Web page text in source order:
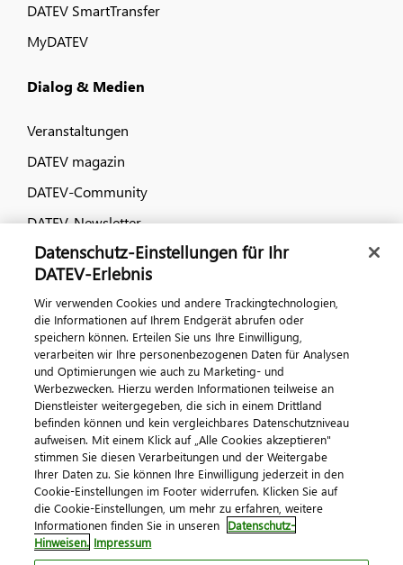
DATEV SmartTransfer
MyDATEV
Dialog & Medien
Veranstaltungen
DATEV magazin
DATEV-Community
DATEV-Newsletter
Kontaktieren Sie uns
© 2026 DATEV eG
ImpressumDatenschutzAGB Kontakt
Cookie-Einstellungen
Datenschutz-Einstellungen für Ihr
DATEV-Erlebnis
Wir verwenden Cookies und andere Trackingtechnologien,
die Informationen auf Ihrem Endgerät abrufen oder
speichern können. Erteilen Sie uns Ihre Einwilligung,
verarbeiten wir Ihre personenbezogenen Daten für Analysen
und Optimierungen wie auch zu Marketing- und
Werbezwecken. Hierzu werden Informationen teilweise an
Dienstleister weitergegeben, die sich in einem Drittland
befinden können und kein vergleichbares Datenschutzniveau
aufweisen. Mit einem Klick auf „Alle Cookies akzeptieren"
stimmen Sie diesen Verarbeitungen und der Weitergabe
Ihrer Daten zu. Sie können Ihre Einwilligung jederzeit in den
Cookie-Einstellungen im Footer widerrufen. Klicken Sie auf
die Cookie-Einstellungen, um mehr zu erfahren, weitere
Informationen finden Sie in unseren Datenschutz-
Hinweisen. Impressum